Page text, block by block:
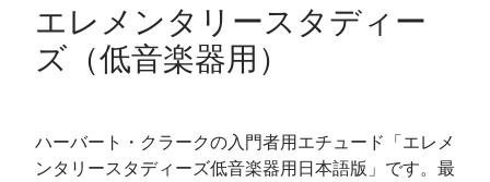
エレメンタリースタディー
ズ（低音楽器用）
ハーバート・クラークの入門者用エチュード「エレメ
ンタリースタディーズ低音楽器用日本語版」です。最